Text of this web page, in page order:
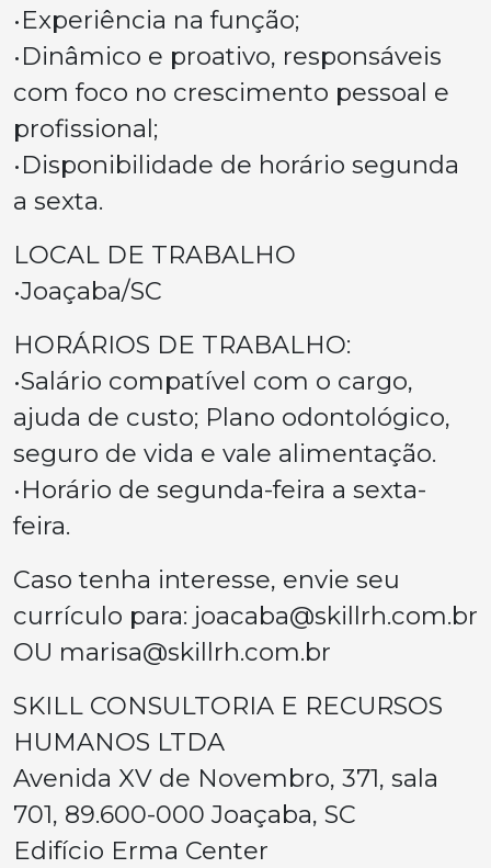
•Experiência na função;
•Dinâmico e proativo, responsáveis
com foco no crescimento pessoal e
profissional;
•Disponibilidade de horário segunda
a sexta.
LOCAL DE TRABALHO
•Joaçaba/SC
HORÁRIOS DE TRABALHO:
•Salário compatível com o cargo,
ajuda de custo; Plano odontológico,
seguro de vida e vale alimentação.
•Horário de segunda-feira a sexta-
feira.
Caso tenha interesse, envie seu
currículo para: joacaba@skillrh.com.br
OU marisa@skillrh.com.br
SKILL CONSULTORIA E RECURSOS
HUMANOS LTDA
Avenida XV de Novembro, 371, sala
701, 89.600-000 Joaçaba, SC
Edifício Erma Center